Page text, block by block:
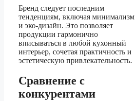
Бренд следует последним
тенденциям, включая минимализм
и эко-дизайн. Это позволяет
продукции гармонично
вписываться в любой кухонный
интерьер, сочетая практичность и
эстетическую привлекательность.
Сравнение с
конкурентами